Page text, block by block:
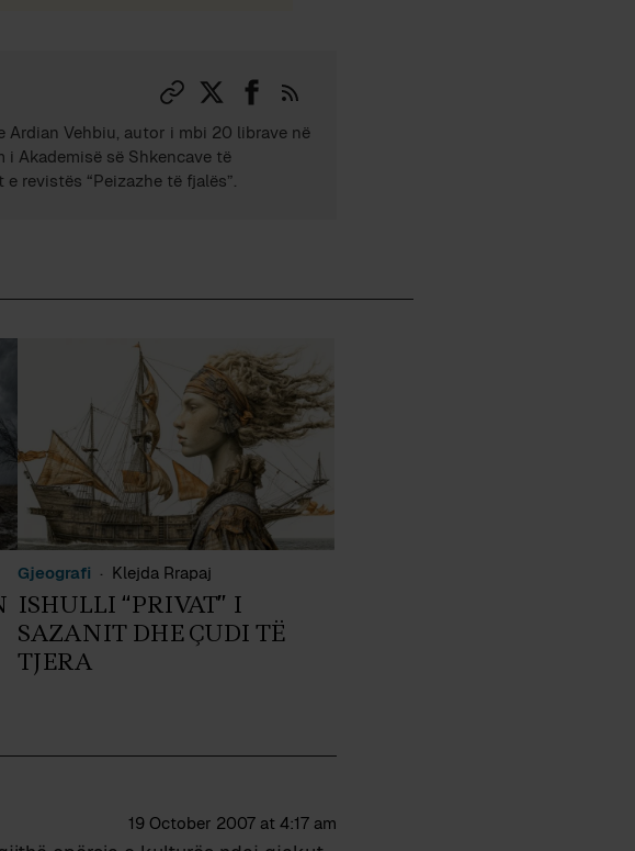
Vehbiu, autor i mbi 20 librave në
Akademisë së Shkencave të
revistës “Peizazhe të fjalës”.
Gjeografi Klejda Rrapaj
ISHULLI “PRIVAT” I
SAZANIT DHE ÇUDI TË
TJERA
19 October 2007 at 4:17 am